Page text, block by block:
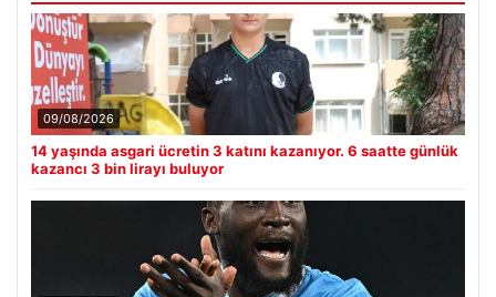
09/08/2026
14 yaşında asgari ücretin 3 katını kazanıyor. 6 saatte günlük
kazancı 3 bin lirayı buluyor